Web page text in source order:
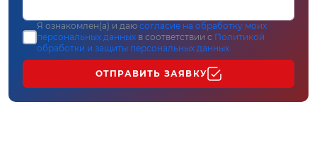
Я ознакомлен(а) и даю согласие на обработку моих
персональных данных в соответствии с Политикой
обработки и защиты персональных данных
ОТПРАВИТЬ ЗАЯВКУ